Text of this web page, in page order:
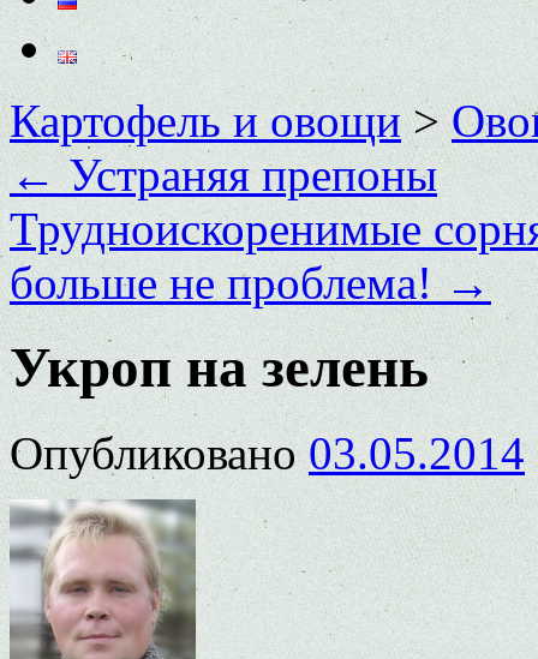
Картофель и овощи>
←Устраняя препоны
Трудноискоренимые
больше не проблема!→
Укроп на зелень
Опубликовано 03.05.2014